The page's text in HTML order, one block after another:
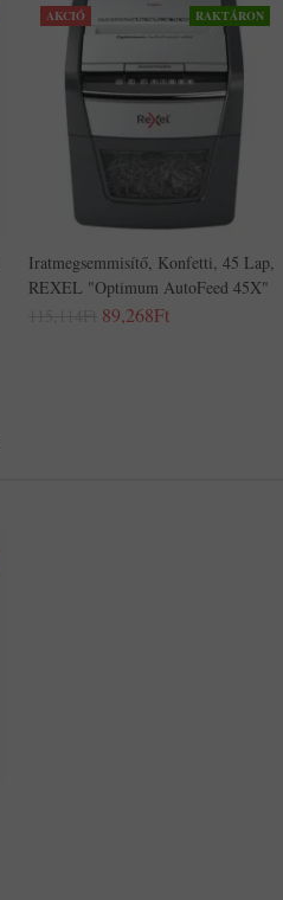
AKCIÓ RAKTÁRON
Iratmegsemmisítő, Konfetti, 45 Lap,
REXEL "Optimum AutoFeed 45X"
89,268Ft